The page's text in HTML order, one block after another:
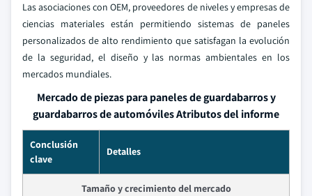
Las asociaciones con OEM, proveedores de niveles y empresas de
ciencias materiales están permitiendo sistemas de paneles
personalizados de alto rendimiento que satisfagan la evolución
de la seguridad, el diseño y las normas ambientales en los
mercados mundiales.
Mercado de piezas para paneles de guardabarros y
guardabarros de automóviles Atributos del informe
Conclusión
clave
Detalles
Tamaño y crecimiento del mercado